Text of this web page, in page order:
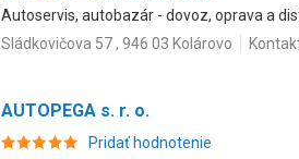
Autoservis, autobazár - dovoz, oprava a
Sládkovičova 57 , 946 03 Kolárovo
AUTOPEGA s. r. o.
Pridať hodnotenie